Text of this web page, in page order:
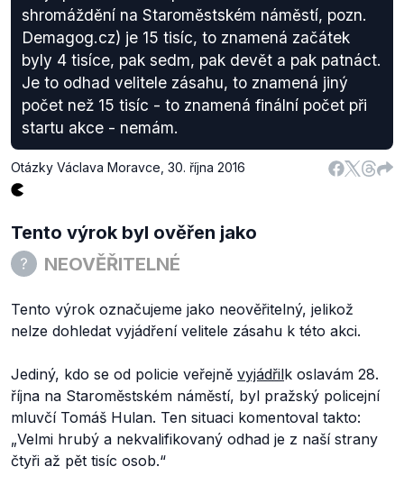
shromáždění na Staroměstském náměstí, pozn.
Demagog.cz) je 15 tisíc, to znamená začátek
byly 4 tisíce, pak sedm, pak devět a pak patnáct.
Je to odhad velitele zásahu, to znamená jiný
počet než 15 tisíc - to znamená finální počet při
startu akce - nemám.
Otázky Václava Moravce 30. října 2016
Tento výrok byl ověřen jako
NEOVĚŘITELNÉ
Tento výrok označujeme jako neověřitelný, jelikož
nelze dohledat vyjádření velitele zásahu k této akci.
Jediný, kdo se od policie veřejně vyjádřilk oslavám 28.
října na Staroměstském náměstí, byl pražský policejní
mluvčí Tomáš Hulan. Ten situaci komentoval takto:
„Velmi hrubý a nekvalifikovaný odhad je z naší strany
čtyři až pět tisíc osob.“